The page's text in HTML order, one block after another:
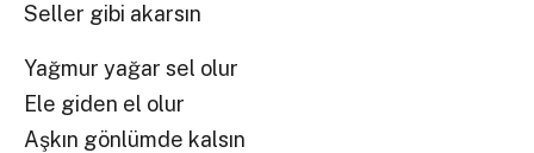
Seller gibi akarsın
Yağmur yağar sel olur
Ele giden el olur
Aşkın gönlümde kalsın